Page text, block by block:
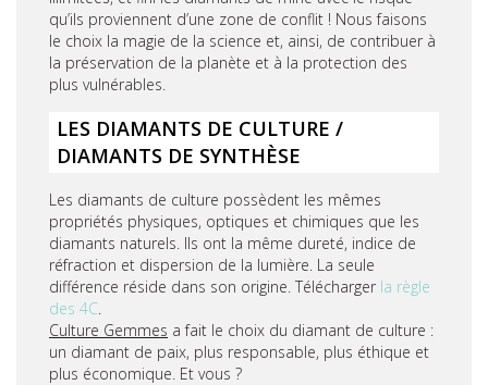
qu’ils proviennent d’une zone de conflit ! Nous faisons
le choix la magie de la science et, ainsi, de contribuer à
la préservation de la planète et à la protection des
plus vulnérables.
LES DIAMANTS DE CULTURE /
DIAMANTS DE SYNTHÈSE
Les diamants de culture possèdent les mêmes
propriétés physiques, optiques et chimiques que les
diamants naturels. Ils ont la même dureté, indice de
réfraction et dispersion de la lumière. La seule
différence réside dans son origine. Télécharger la règle
des 4C
Culture Gemmes a fait le choix du diamant de culture :
un diamant de paix, plus responsable, plus éthique et
plus économique. Et vous ?